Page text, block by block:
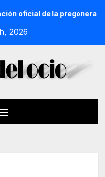
de la pregonera y
2026